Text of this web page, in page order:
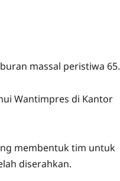
massal peristiwa 65.
Wantimpres di Kantor
membentuk tim untuk
diserahkan.